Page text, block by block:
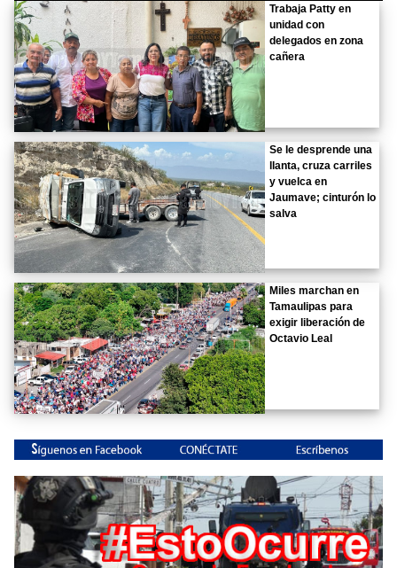
Trabaja Patty en
unidad con
delegados en zona
cañera
Se le desprende una
llanta, cruza carriles
y vuelca en
Jaumave; cinturón lo
salva
Miles marchan en
Tamaulipas para
exigir liberación de
Octavio Leal